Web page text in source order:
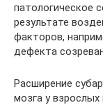
патологическое
результате
факторов,
дефекта
Расширение
мозга у